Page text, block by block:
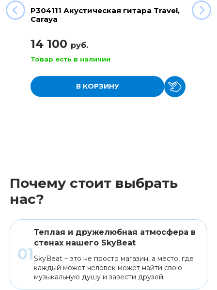
P304111 Акустическая гитара Travel,
Caraya
14 100 руб.
Товар есть в наличии
В КОРЗИНУ
Почему стоит выбрать
нас?
Теплая и дружелюбная атмосфера в
стенах нашего SkyBeat
SkyBeat – это не просто магазин, а место, где
каждый может человек может найти свою
музыкальную душу и завести друзей.